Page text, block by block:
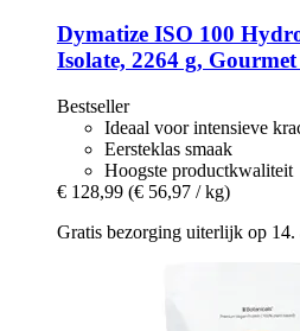
Dymatize ISO 100
Isolate, 2264 g,
Bestseller
Ideaal voor intensieve
Eersteklas smaak
Hoogste productkwaliteit
€ 128,99 (€ 56,97 / kg)
Gratis bezorging uiterlijk op 14.